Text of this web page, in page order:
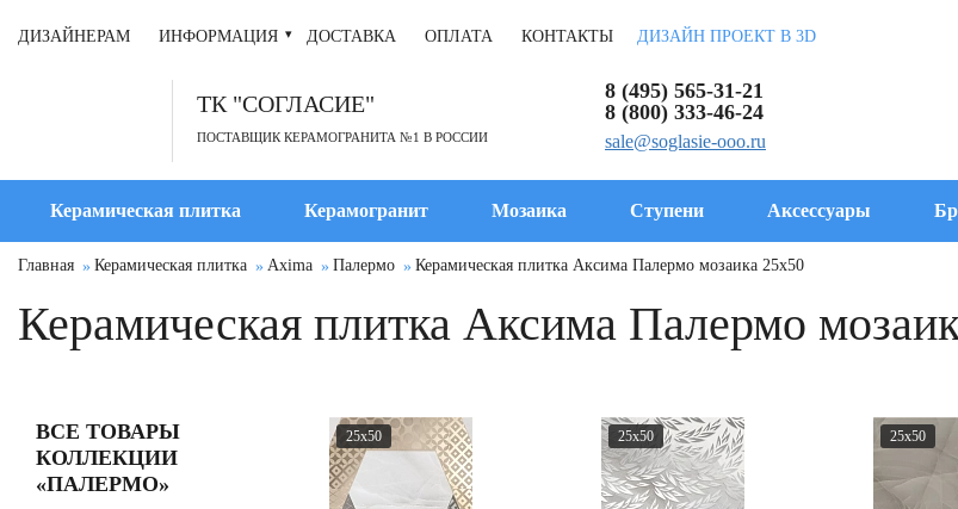
ДИЗАЙНЕРАМ ИНФОРМАЦИЯ ДОСТАВКА ОПЛАТА КОНТАКТЫ ДИЗАЙН ПРОЕКТ В 3D
ТК "СОГЛАСИЕ"
ПОСТАВЩИК КЕРАМОГРАНИТА №1 В РОССИИ
8 (495) 565-31-21
8 (800) 333-46-24
sale@soglasie-ooo.ru
Керамическая плитка Керамогранит Мозаика Ступени Аксессуары
Главная Керамическая плитка Axima Палермо Керамическая плитка Аксима Палермо мозаика 25x50
Керамическая плитка Аксима Палермо
ВСЕ ТОВАРЫ
КОЛЛЕКЦИИ
«ПАЛЕРМО»
25x50 25x50 25x50